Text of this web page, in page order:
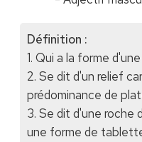
Définition :
1. Qui a la forme
2. Se dit d'un relief
prédominance de
3. Se dit d'une roche
une forme de